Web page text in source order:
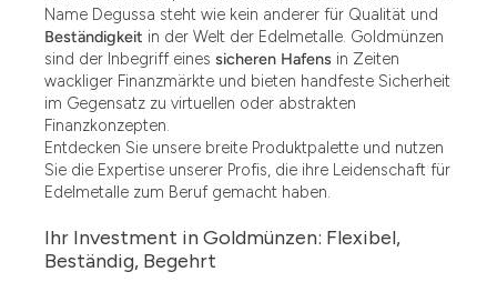
Name Degussa steht wie kein anderer für Qualität und
Beständigkeit in der Welt der Edelmetalle. Goldmünzen
sind der Inbegriff eines sicheren Hafens in Zeiten
wackliger Finanzmärkte und bieten handfeste Sicherheit
im Gegensatz zu virtuellen oder abstrakten
Finanzkonzepten.
Entdecken Sie unsere breite Produktpalette und nutzen
Sie die Expertise unserer Profis, die ihre Leidenschaft für
Edelmetalle zum Beruf gemacht haben.
Ihr Investment in Goldmünzen: Flexibel,
Beständig, Begehrt